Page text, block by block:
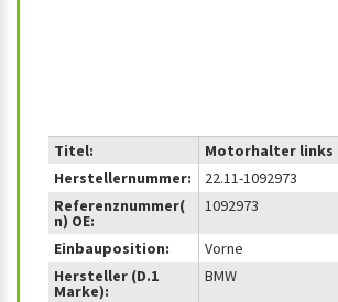
Titel:
Motorhalter links
Herstellernummer:
22.11-1092973
Referenznummer(
n) OE:
1092973
Einbauposition:
Vorne
Hersteller (D.1
Marke):
BMW